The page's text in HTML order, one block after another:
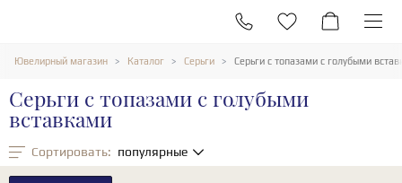
Ювелирный магазин Каталог Серьги Серьги с топазами c голубыми
Серьги с топазами c голубыми
вставками
Сортировать: популярные